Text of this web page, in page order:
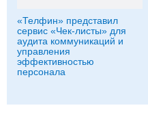
«Телфин» представил
сервис «Чек-листы» для
аудита коммуникаций и
управления
эффективностью
персонала